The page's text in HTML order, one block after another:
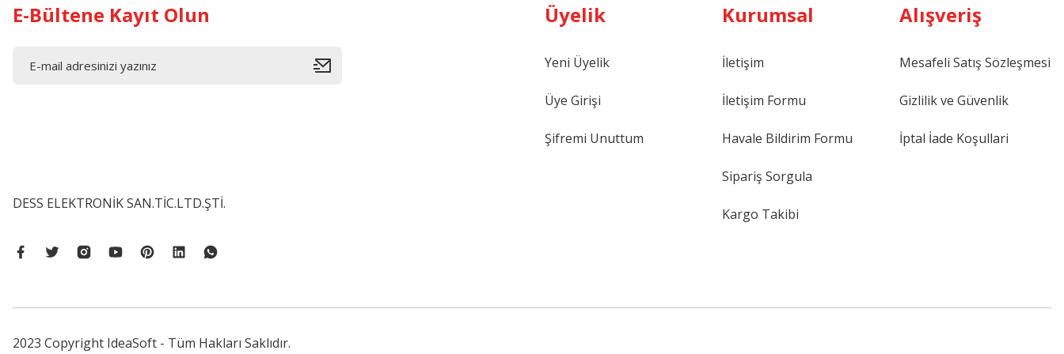
Gönder
E-Bültene Kayıt Olun
DESS ELEKTRONİK SAN.TİC.LTD.ŞTİ.
Üyelik
Yeni Üyelik
Üye Girişi
Şifremi Unuttum
Kurumsal
İletişim
İletişim Formu
Havale Bildirim Formu
Sipariş Sorgula
Kargo Takibi
Alışveriş
Mesafeli Satış Sözleşmesi
Gizlilik ve Güvenlik
İptal İade Koşullari
2023 Copyright IdeaSoft - Tüm Hakları Saklıdır.